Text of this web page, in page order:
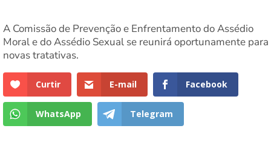
A Comissão de Prevenção e Enfrentamento do Assédio
Moral e do Assédio Sexual se reunirá oportunamente para
novas tratativas.
Curtir E-mail Facebook
WhatsApp Telegram